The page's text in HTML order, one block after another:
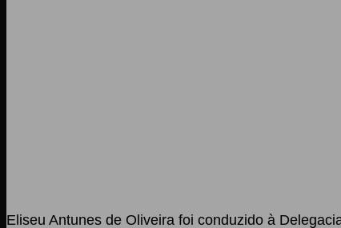
Eliseu Antunes de Oliveira foi conduzido à